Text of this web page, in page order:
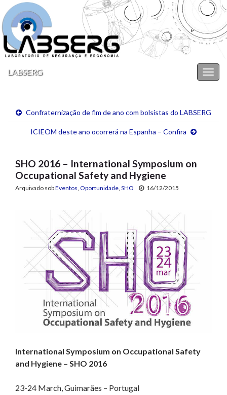
LABSERG
Confraternização de fim de ano com bolsistas do LABSERG
ICIEOM deste ano ocorrerá na Espanha – Confira
SHO 2016 – International Symposium on
Occupational Safety and Hygiene
Arquivado sobEventos, Oportunidade, SHO 16/12/2015
International Symposium on Occupational Safety
and Hygiene – SHO 2016
23-24 March, Guimarães – Portugal